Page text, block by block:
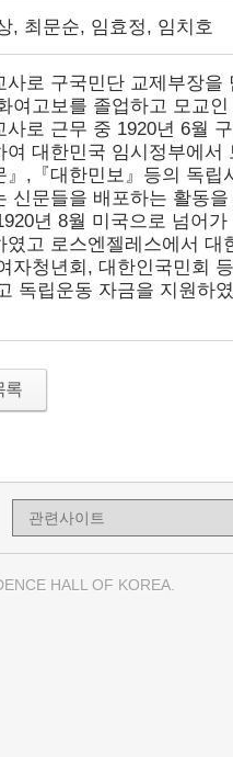
, 최문순, 임효정, 임치호
사로 구국민단 교제부장을
여고보를 졸업하고 모교인
사로 근무 중 1920년 6월
여 대한민국 임시정부에서
』,『대한민보』등의 독립
신문들을 배포하는 활동을
년 8월 미국으로 넘어가
였고 로스엔젤레스에서 대
자청년회, 대한인국민회 등
독립운동 자금을 지원하였
록
HALL OF KOREA.